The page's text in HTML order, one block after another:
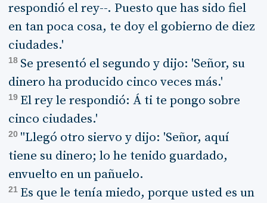
respondió el rey--. Puesto que has sido fiel
en tan poca cosa, te doy el gobierno de diez
ciudades.'
18 Se presentó el segundo y dijo: 'Señor, su
dinero ha producido cinco veces más.'
19 El rey le respondió: Á ti te pongo sobre
cinco ciudades.'
20 "Llegó otro siervo y dijo: 'Señor, aquí
tiene su dinero; lo he tenido guardado,
envuelto en un pañuelo.
21 Es que le tenía miedo, porque usted es un